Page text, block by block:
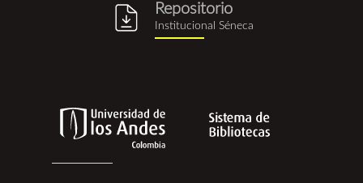
Repositorio
Institucional Séneca